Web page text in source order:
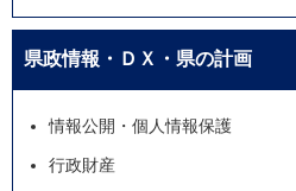
県政情報・ＤＸ・県の計画
情報公開・個人情報保護
行政財産